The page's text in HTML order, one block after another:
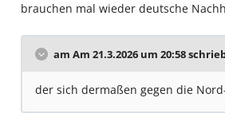
brauchen mal wieder deutsche
am Am 21.3.2026 um 20:58
der sich dermaßen gegen die